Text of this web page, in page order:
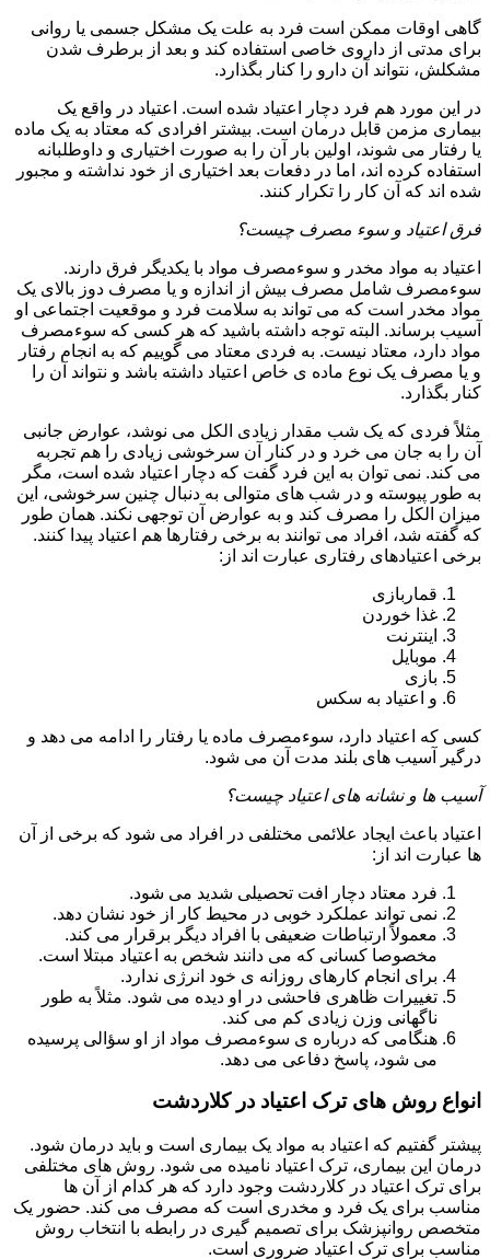
گاهی اوقات ممکن است فرد به علت یک مشکل جسمی یا روانی
برای مدتی از داروی خاصی استفاده کند و بعد از برطرف شدن
مشکلش، نتواند آن دارو را کنار بگذارد.
در این مورد هم فرد دچار اعتیاد شده است. اعتیاد در واقع یک
بیماری مزمن قابل درمان است. بیشتر افرادی که معتاد به یک ماده
یا رفتار می شوند، اولین بار آن را به صورت اختیاری و داوطلبانه
استفاده کرده اند، اما در دفعات بعد اختیاری از خود نداشته و مجبور
شده اند که آن کار را تکرار کنند.
فرق اعتیاد و سوء مصرف چیست؟
اعتیاد به مواد مخدر و سوءمصرف مواد با یکدیگر فرق دارند.
سوءمصرف شامل مصرف بیش از اندازه و یا مصرف دوز بالای یک
مواد مخدر است که می تواند به سلامت فرد و موقعیت اجتماعی او
آسیب برساند. البته توجه داشته باشید که هر کسی که سوءمصرف
مواد دارد، معتاد نیست. به فردی معتاد می گوییم که به انجام رفتار
و یا مصرف یک نوع ماده ی خاص اعتیاد داشته باشد و نتواند آن را
کنار بگذارد.
مثلاً فردی که یک شب مقدار زیادی الکل می نوشد، عوارض جانبی
آن را به جان می خرد و در کنار آن سرخوشی زیادی را هم تجربه
می کند. نمی توان به این فرد گفت که دچار اعتیاد شده است، مگر
به طور پیوسته و در شب های متوالی به دنبال چنین سرخوشی، این
میزان الکل را مصرف کند و به عوارض آن توجهی نکند. همان طور
که گفته شد، افراد می توانند به برخی رفتارها هم اعتیاد پیدا کنند.
برخی اعتیادهای رفتاری عبارت اند از:
قماربازی
غذا خوردن
اینترنت
موبایل
بازی
و اعتیاد به سکس
کسی که اعتیاد دارد، سوءمصرف ماده یا رفتار را ادامه می دهد و
درگیر آسیب های بلند مدت آن می شود.
آسیب ها و نشانه های اعتیاد چیست؟
اعتیاد باعث ایجاد علائمی مختلفی در افراد می شود که برخی از آن
ها عبارت اند از:
فرد معتاد دچار افت تحصیلی شدید می شود.
نمی تواند عملکرد خوبی در محیط کار از خود نشان دهد.
معمولاً ارتباطات ضعیفی با افراد دیگر برقرار می کند.
مخصوصا کسانی که می دانند شخص به اعتیاد مبتلا است.
برای انجام کارهای روزانه ی خود انرژی ندارد.
تغییرات ظاهری فاحشی در او دیده می شود. مثلاً به طور
ناگهانی وزن زیادی کم می کند.
هنگامی که درباره ی سوءمصرف مواد از او سؤالی پرسیده
می شود، پاسخ دفاعی می دهد.
انواع روش های ترک اعتیاد در کلاردشت
پیشتر گفتیم که اعتیاد به مواد یک بیماری است و باید درمان شود.
درمان این بیماری، ترک اعتیاد نامیده می شود. روش های مختلفی
برای ترک اعتیاد در کلاردشت وجود دارد که هر کدام از آن ها
مناسب برای یک فرد و مخدری است که مصرف می کند. حضور یک
متخصص روانپزشک برای تصمیم گیری در رابطه با انتخاب روش
مناسب برای ترک اعتیاد ضروری است.